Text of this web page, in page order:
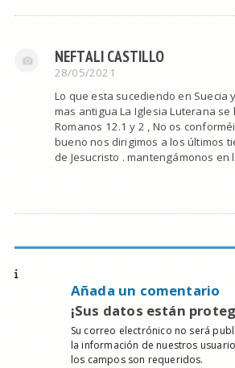
NEFTALI CASTILLO
28/05/2021
Lo que esta sucediendo en Suecia
mas antigua La Iglesia Luterana
Romanos 12.1 y 2 , No os
bueno nos dirigimos a los últimos
de Jesucristo . mantengámonos en
Añada un comentario
¡Sus datos están
Su correo electrónico no será
la información de nuestros
los campos son requeridos.